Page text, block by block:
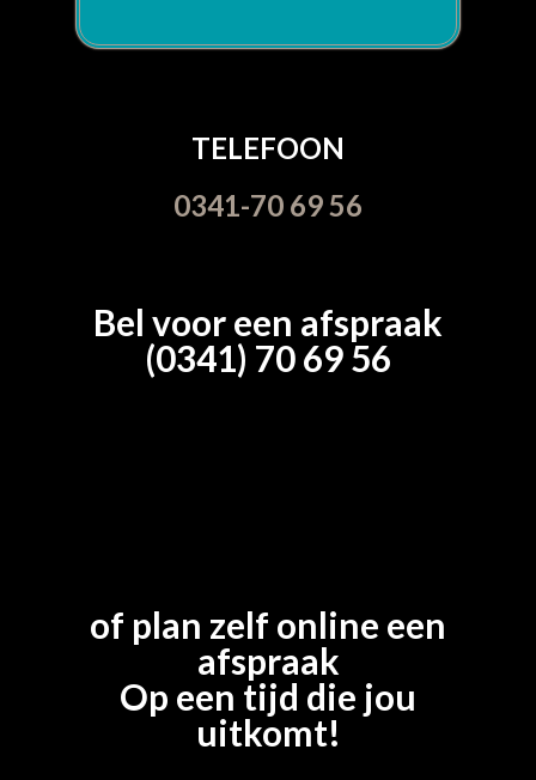
TELEFOON
0341-70 69 56
Bel voor een afspraak
(0341) 70 69 56
of plan zelf online een
afspraak
Op een tijd die jou
uitkomt!